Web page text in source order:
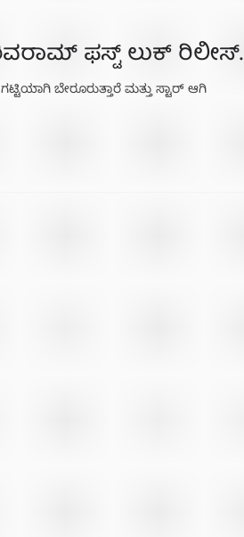
ಫಸ್ಟ್ ಲುಕ್ ರಿಲೀಸ್.
ಬೇರೂರುತ್ತಾರೆ ಮತ್ತು ಸ್ಟಾರ್ ಆಗಿ